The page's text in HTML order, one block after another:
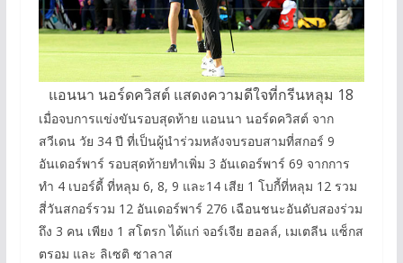
แอนนา นอร์ดควิสต์ แสดงความดีใจที่กรีนหลุม 18
เมื่อจบการแข่งขันรอบสุดท้าย แอนนา นอร์ดควิสต์ จาก
สวีเดน วัย 34 ปี ที่เป็นผู้นำร่วมหลังจบรอบสามที่สกอร์ 9
อันเดอร์พาร์ รอบสุดท้ายทำเพิ่ม 3 อันเดอร์พาร์ 69 จากการ
ทำ 4 เบอร์ดี้ ที่หลุม 6, 8, 9 และ14 เสีย 1 โบกี้ที่หลุม 12 รวม
สี่วันสกอร์รวม 12 อันเดอร์พาร์ 276 เฉือนชนะอันดับสองร่วม
ถึง 3 คน เพียง 1 สโตรก ได้แก่ จอร์เจีย ฮอลล์, เมเตลีน แซ็กส
ตรอม และ ลิเซติ ซาลาส